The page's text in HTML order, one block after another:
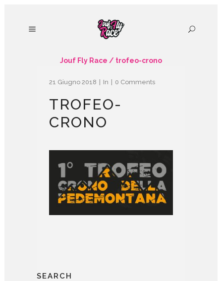
Jouf Fly Race / trofeo-crono
21 Giugno 2018 In 0 Comments
TROFEO-
CRONO
SEARCH